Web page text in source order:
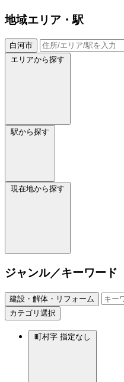
地域エリア・駅
白河市
エリアから探す
駅から探す
現在地から探す
ジャンル／キーワード
建設・解体・リフォーム
カテゴリ選択
町村字 指定なし